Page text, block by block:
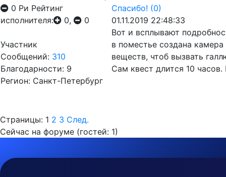
0 Ри Рейтинг
исполнителя:
0, 0
Участник
Сообщений: 310
Благодарности: 9
Регион: Санкт-Петербург
Спасибо! (0)
01.11.2019 22:48:33
Вот и всплывают
в поместье создана
веществ, чтоб вызвать
Сам квест длится 10
Страницы: 1 2 3 След.
Сейчас на форуме (гостей: 1)